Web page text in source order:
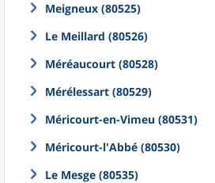
Meigneux (80525)
Le Meillard (80526)
Méréaucourt (80528)
Mérélessart (80529)
Méricourt-en-Vimeu (80531)
Méricourt-l'Abbé (80530)
Le Mesge (80535)